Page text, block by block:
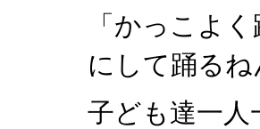
「かっこよ
にして踊る
子ども達一人